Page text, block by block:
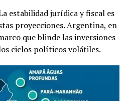
estabilidad jurídica y fiscal es
proyecciones. Argentina, en
que blinde las inversiones
ciclos políticos volátiles.